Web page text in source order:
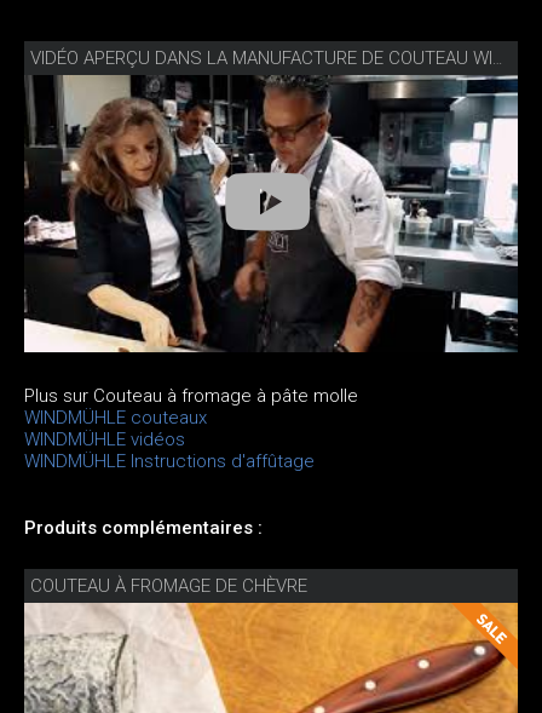
Plus sur Couteau à fromage à pâte molle
WINDMÜHLE couteaux
WINDMÜHLE vidéos
WINDMÜHLE Instructions d'affûtage
Produits complémentaires :
COUTEAU À FROMAGE DE CHÈVRE